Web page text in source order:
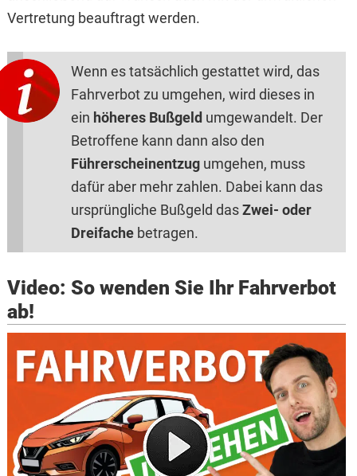
Vertretung beauftragt werden.
Wenn es tatsächlich gestattet wird, das
Fahrverbot zu umgehen, wird dieses in
ein höheres Bußgeld umgewandelt. Der
Betroffene kann dann also den
Führerscheinentzugumgehen, muss
dafür aber mehr zahlen. Dabei kann das
ursprüngliche Bußgeld dasZwei- oder
Dreifachebetragen.
Video: So wenden Sie Ihr Fahrverbot
ab!